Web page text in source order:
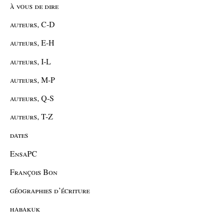
à vous de dire
auteurs, C-D
auteurs, E-H
auteurs, I-L
auteurs, M-P
auteurs, Q-S
auteurs, T-Z
dates
EnsaPC
François Bon
géographies d’écriture
habakuk